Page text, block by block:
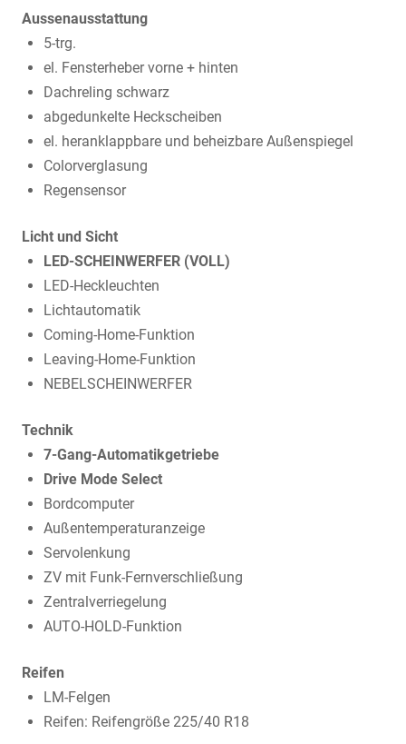
Aussenausstattung
5-trg.
el. Fensterheber vorne + hinten
Dachreling schwarz
abgedunkelte Heckscheiben
el. heranklappbare und beheizbare Außenspiegel
Colorverglasung
Regensensor
Licht und Sicht
LED-SCHEINWERFER (VOLL)
LED-Heckleuchten
Lichtautomatik
Coming-Home-Funktion
Leaving-Home-Funktion
NEBELSCHEINWERFER
Technik
7-Gang-Automatikgetriebe
Drive Mode Select
Bordcomputer
Außentemperaturanzeige
Servolenkung
ZV mit Funk-Fernverschließung
Zentralverriegelung
AUTO-HOLD-Funktion
Reifen
LM-Felgen
Reifen: Reifengröße 225/40 R18